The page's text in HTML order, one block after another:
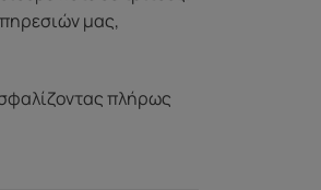
μας,
πλήρως